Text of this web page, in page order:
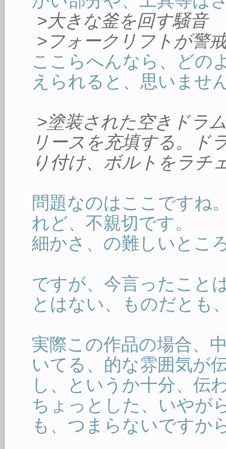
>大きな釜を回す騒音
>フォークリフトが警
ここらへんなら、どの
えられると、思いませ
>塗装された空きドラ
リースを充填する。ド
り付け、ボルトをラチ
問題なのはここですね
れど、不親切です。
細かさ、の難しいとこ
ですが、今言ったこと
とはない、ものだとも
実際この作品の場合、
いてる、的な雰囲気が
し、というか十分、伝
ちょっとした、いやが
も、つまらないですか